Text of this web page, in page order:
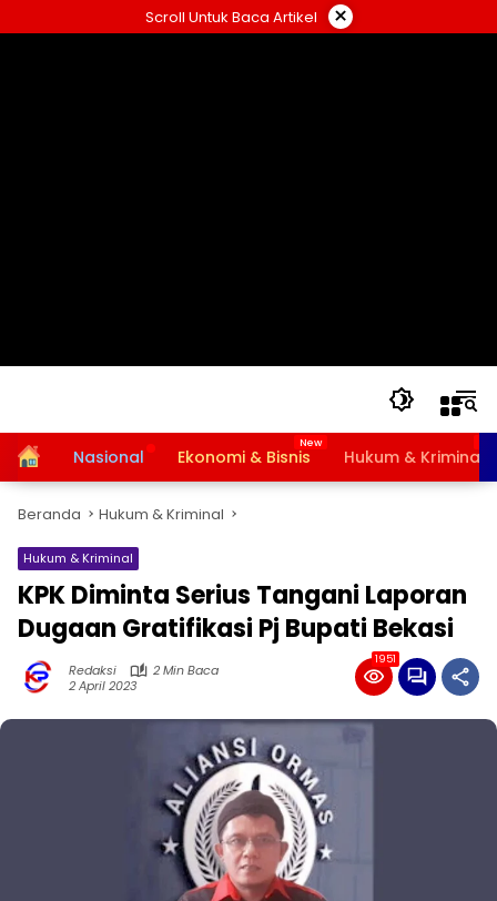
ke
Scroll Untuk Baca Artikel ×
HomeNasional Ekonomi & Bisnis Hukum & Kriminal
Beranda Hukum & Kriminal
Hukum & Kriminal
KPK Diminta Serius Tangani Laporan
Dugaan Gratifikasi Pj Bupati Bekasi
Redaksi
2 Min Baca
2 April 2023
1951